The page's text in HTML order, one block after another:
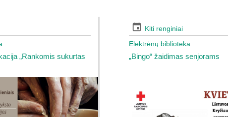
„Rankomis sukurtas
Kiti renginiai
Elektrėnų biblioteka
„Bingo“ žaidimas senjorams